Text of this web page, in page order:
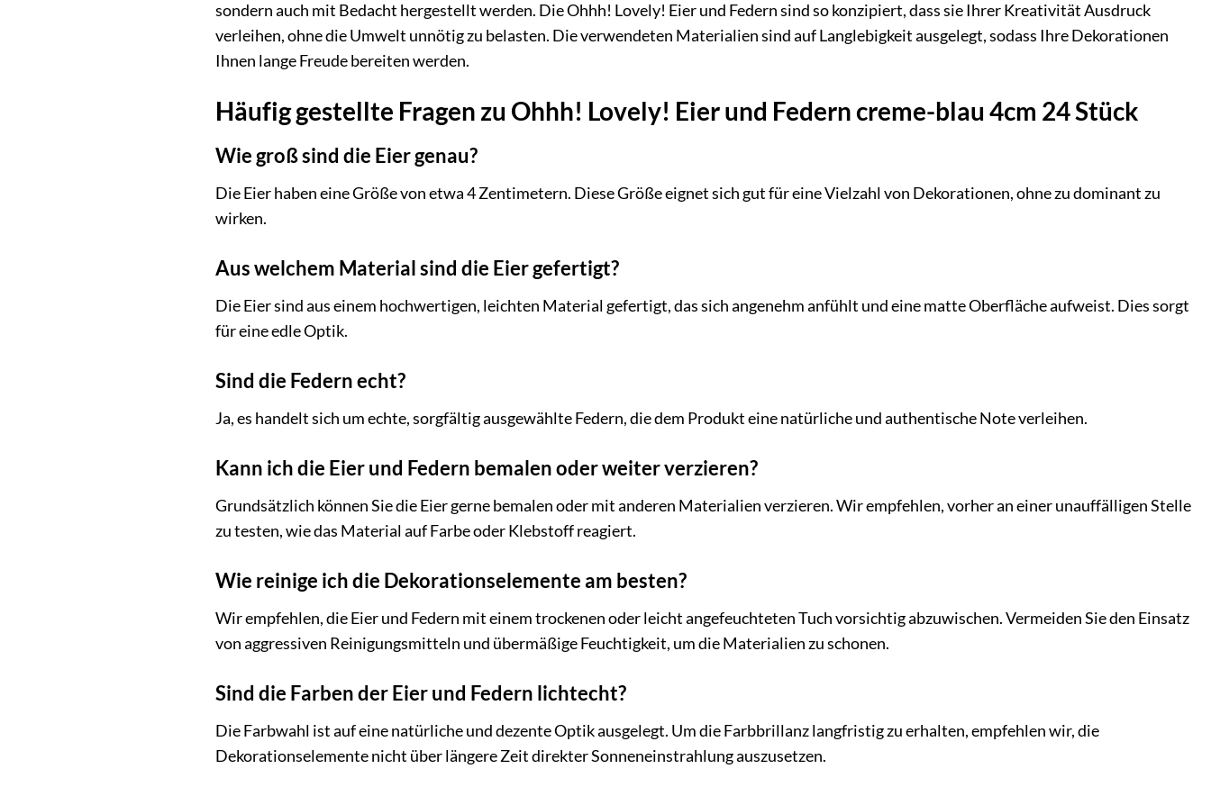
sondern auch mit Bedacht hergestellt werden. Die Ohhh! Lovely! Eier und Federn sind so konzipiert, dass sie Ihrer Kreativität Ausdruck
verleihen, ohne die Umwelt unnötig zu belasten. Die verwendeten Materialien sind auf Langlebigkeit ausgelegt, sodass Ihre Dekorationen
Ihnen lange Freude bereiten werden.
Häufig gestellte Fragen zu Ohhh! Lovely! Eier und Federn creme-blau 4cm 24 Stück
Wie groß sind die Eier genau?
Die Eier haben eine Größe von etwa 4 Zentimetern. Diese Größe eignet sich gut für eine Vielzahl von Dekorationen, ohne zu dominant zu
wirken.
Aus welchem Material sind die Eier gefertigt?
Die Eier sind aus einem hochwertigen, leichten Material gefertigt, das sich angenehm anfühlt und eine matte Oberfläche aufweist. Dies sorgt
für eine edle Optik.
Sind die Federn echt?
Ja, es handelt sich um echte, sorgfältig ausgewählte Federn, die dem Produkt eine natürliche und authentische Note verleihen.
Kann ich die Eier und Federn bemalen oder weiter verzieren?
Grundsätzlich können Sie die Eier gerne bemalen oder mit anderen Materialien verzieren. Wir empfehlen, vorher an einer unauffälligen Stelle
zu testen, wie das Material auf Farbe oder Klebstoff reagiert.
Wie reinige ich die Dekorationselemente am besten?
Wir empfehlen, die Eier und Federn mit einem trockenen oder leicht angefeuchteten Tuch vorsichtig abzuwischen. Vermeiden Sie den Einsatz
von aggressiven Reinigungsmitteln und übermäßige Feuchtigkeit, um die Materialien zu schonen.
Sind die Farben der Eier und Federn lichtecht?
Die Farbwahl ist auf eine natürliche und dezente Optik ausgelegt. Um die Farbbrillanz langfristig zu erhalten, empfehlen wir, die
Dekorationselemente nicht über längere Zeit direkter Sonneneinstrahlung auszusetzen.